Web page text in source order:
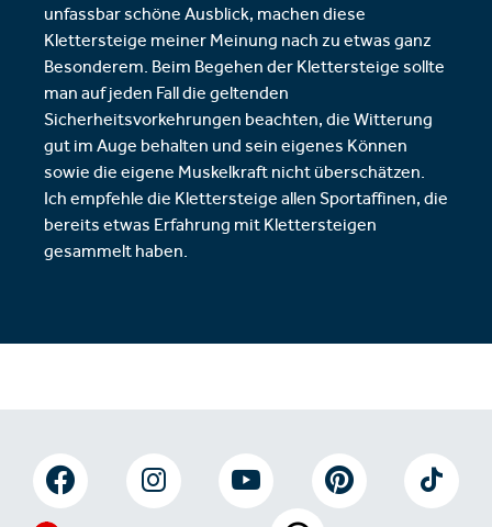
unfassbar schöne Ausblick, machen diese
Klettersteige meiner Meinung nach zu etwas ganz
Besonderem. Beim Begehen der Klettersteige sollte
man auf jeden Fall die geltenden
Sicherheitsvorkehrungen beachten, die Witterung
gut im Auge behalten und sein eigenes Können
sowie die eigene Muskelkraft nicht überschätzen.
Ich empfehle die Klettersteige allen Sportaffinen, die
bereits etwas Erfahrung mit Klettersteigen
gesammelt haben.